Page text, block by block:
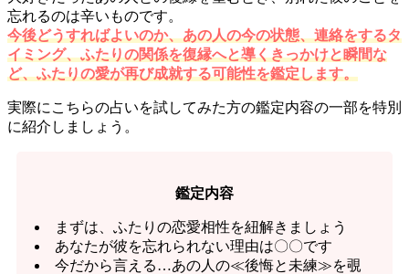
忘れるのは辛いものです。
今後どうすればよいのか、あの人の今の状態、連絡をするタ
イミング、ふたりの関係を復縁へと導くきっかけと瞬間な
ど、ふたりの愛が再び成就する可能性を鑑定します。
実際にこちらの占いを試してみた方の鑑定内容の一部を特別
に紹介しましょう。
鑑定内容
まずは、ふたりの恋愛相性を紐解きましょう
あなたが彼を忘れられない理由は〇〇です
今だから言える…あの人の≪後悔と未練≫を覗